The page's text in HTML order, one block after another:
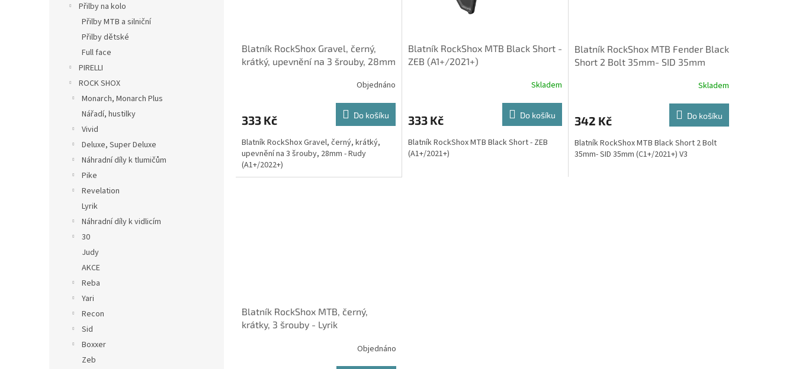
Přilby na kolo
Přilby MTB a silniční
Přilby dětské
Full face
PIRELLI
ROCK SHOX
Monarch, Monarch Plus
Nářadí, hustilky
Vivid
Deluxe, Super Deluxe
Náhradní díly k tlumičům
Pike
Revelation
Lyrik
Náhradní díly k vidlicím
30
Judy
AKCE
Reba
Yari
Recon
Sid
Boxxer
Zeb
Blatník RockShox Gravel, černý,
krátký, upevnění na 3 šrouby, 28mm
Objednáno
333 Kč Do košíku
Blatník RockShox Gravel, černý, krátký,
upevnění na 3 šrouby, 28mm - Rudy
(A1+/2022+)
Blatník RockShox MTB Black Short -
ZEB (A1+/2021+)
Skladem
333 Kč Do košíku
Blatník RockShox MTB Black Short - ZEB
(A1+/2021+)
Blatník RockShox MTB Fender Black
Short 2 Bolt 35mm- SID 35mm
Skladem
342 Kč Do košíku
Blatník RockShox MTB Black Short 2 Bolt
35mm- SID 35mm (C1+/2021+) V3
Blatník RockShox MTB, černý,
krátky, 3 šrouby - Lyrik
Objednáno